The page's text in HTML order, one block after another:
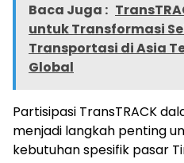
Baca Juga :
untuk Transformasi
Transportasi di Asia
Global
Partisipasi TransTRACK
menjadi langkah penting
kebutuhan spesifik pasar